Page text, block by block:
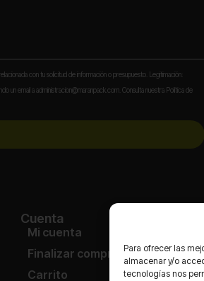
Para ofrecer las
almacenar y/o
tecnologías nos
con tu solicitud de información o presupuesto. Legitimación:
un email a administracion@maranpack.com. Consulta nuestra Política de
Cuenta
Mi cuenta
Finalizar compra
Carrito